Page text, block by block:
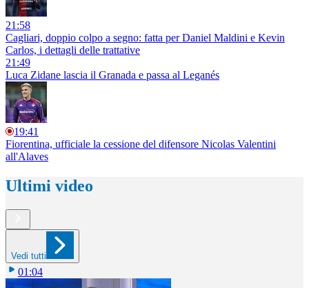
21:58
Cagliari, doppio colpo a segno: fatta per Daniel Maldini e Kevin
Carlos, i dettagli delle trattative
21:49
Luca Zidane lascia il Granada e passa al Leganés
19:41
Fiorentina, ufficiale la cessione del difensore Nicolas Valentini
all'Alaves
Ultimi video
Vedi tutti
01:04